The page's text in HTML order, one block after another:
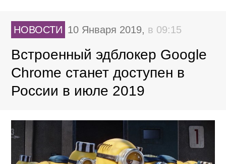
НОВОСТИ 10 Января 2019, в 09:15
Встроенный эдблокер Google
Chrome станет доступен в
России в июле 2019